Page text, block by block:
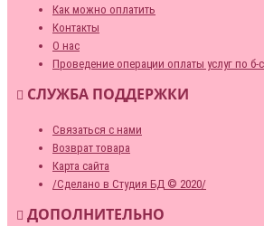
Как можно оплатить
Контакты
О нас
Проведение операции оплаты услуг по б-
СЛУЖБА ПОДДЕРЖКИ
Связаться с нами
Возврат товара
Карта сайта
/Сделано в Студия БД © 2020/
ДОПОЛНИТЕЛЬНО